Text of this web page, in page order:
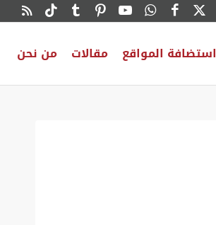
استضافة المواقع مقالات من نحن